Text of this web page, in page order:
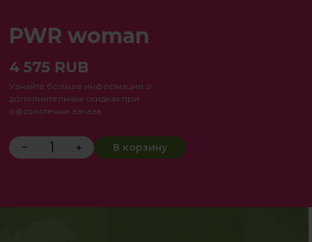
PWR woman
4 575 RUB
Узнайте больше информации о
дополнительных скидках при
оформлении заказа
− + В корзину